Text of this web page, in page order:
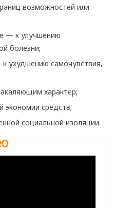
возможностей или
— к улучшению
болезни;
ухудшению самочувствия,
характер;
средств;
социальной изоляции.